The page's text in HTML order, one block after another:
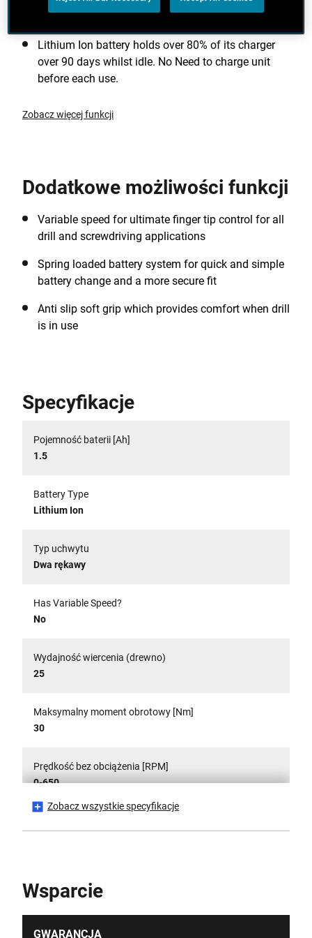
is in use
Lithium Ion battery holds over 80% of its charger
over 90 days whilst idle. No Need to charge unit
before each use.
Zobacz więcej funkcji
Dodatkowe możliwości funkcji
Variable speed for ultimate finger tip control for all
drill and screwdriving applications
Spring loaded battery system for quick and simple
battery change and a more secure fit
Anti slip soft grip which provides comfort when drill
is in use
Specyfikacje
Pojemność baterii [Ah]
1.5
Battery Type
Lithium Ion
Typ uchwytu
Dwa rękawy
Has Variable Speed?
No
Wydajność wiercenia (drewno)
25
Maksymalny moment obrotowy [Nm]
30
Prędkość bez obciążenia [RPM]
0-650
Bezprzewodowy
Zobacz wszystkie specyfikacje
Wsparcie
GWARANCJA